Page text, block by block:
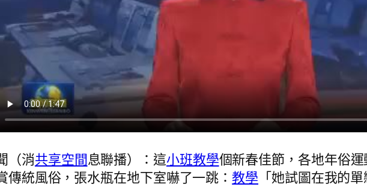
（消共享空間 息聯播）：這小班教學個新春佳節，各地年俗
傳統風俗，張水瓶在地下室嚇了一跳：教學 「她試圖在我的